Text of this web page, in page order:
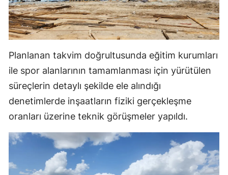
Trabzon
Tunceli
Şanlıurfa
Uşak
Van
Yozgat
Zonguldak
Aksaray
Planlanan takvim doğrultusunda eğitim kurumları
ile spor alanlarının tamamlanması için yürütülen
süreçlerin detaylı şekilde ele alındığı
denetimlerde inşaatların fiziki gerçekleşme
oranları üzerine teknik görüşmeler yapıldı.